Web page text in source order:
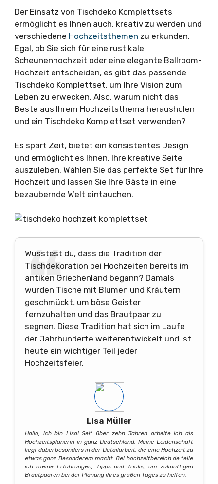
Der Einsatz von Tischdeko Komplettsets
ermöglicht es Ihnen auch, kreativ zu werden und
verschiedene Hochzeitsthemen zu erkunden.
Egal, ob Sie sich für eine rustikale
Scheunenhochzeit oder eine elegante Ballroom-
Hochzeit entscheiden, es gibt das passende
Tischdeko Komplettset, um Ihre Vision zum
Leben zu erwecken. Also, warum nicht das
Beste aus Ihrem Hochzeitsthema herausholen
und ein Tischdeko Komplettset verwenden?
Es spart Zeit, bietet ein konsistentes Design
und ermöglicht es Ihnen, Ihre kreative Seite
auszuleben. Wählen Sie das perfekte Set für Ihre
Hochzeit und lassen Sie Ihre Gäste in eine
bezaubernde Welt eintauchen.
Wusstest du, dass die Tradition der
Tischdekoration bei Hochzeiten bereits im
antiken Griechenland begann? Damals
wurden Tische mit Blumen und Kräutern
geschmückt, um böse Geister
fernzuhalten und das Brautpaar zu
segnen. Diese Tradition hat sich im Laufe
der Jahrhunderte weiterentwickelt und ist
heute ein wichtiger Teil jeder
Hochzeitsfeier.
Lisa Müller
Hallo, ich bin Lisa! Seit über zehn Jahren arbeite ich als
Hochzeitsplanerin in ganz Deutschland. Meine Leidenschaft
liegt dabei besonders in der Detailarbeit, die eine Hochzeit zu
etwas ganz Besonderem macht. Bei hochzeitbereich.de teile
ich meine Erfahrungen, Tipps und Tricks, um zukünftigen
Brautpaaren bei der Planung ihres großen Tages zu helfen.